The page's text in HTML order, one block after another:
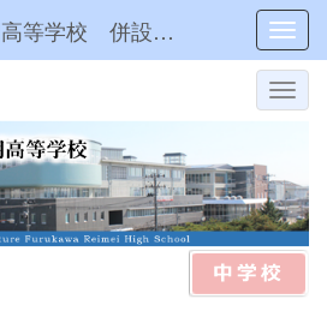
宮城県古川黎明高等学校 併設型中高一貫